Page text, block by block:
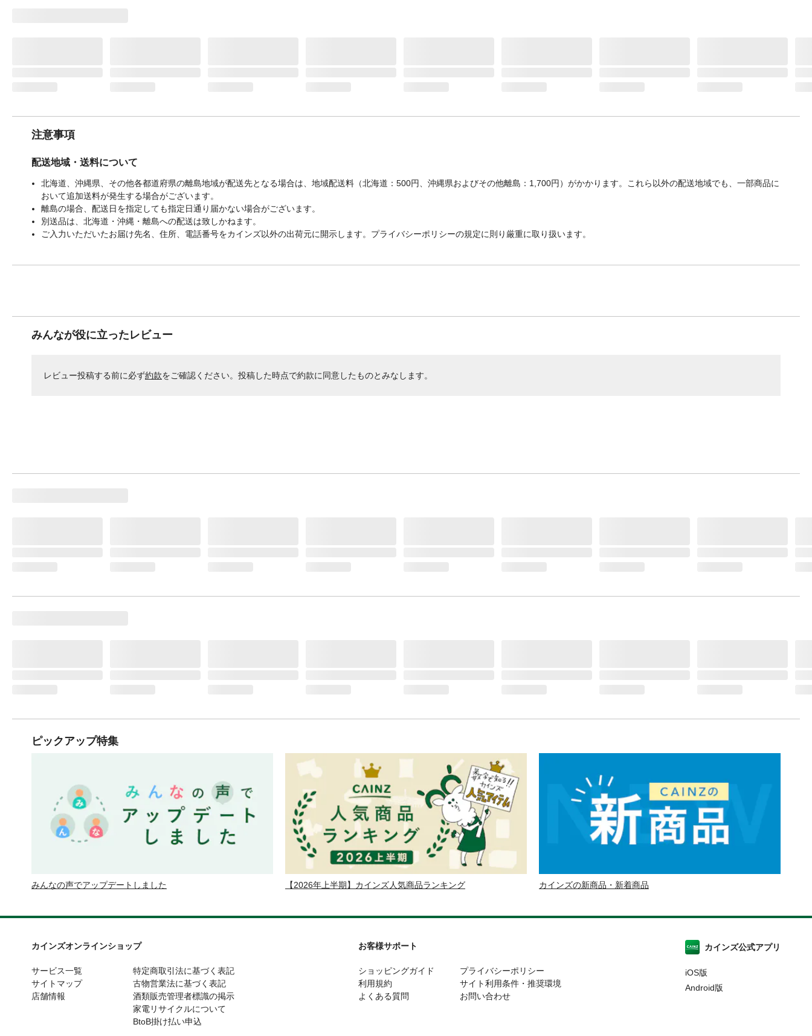
注意事項
配送地域・送料について
北海道、沖縄県、その他各都道府県の離島地域が配送先となる場合は、地域配送料（北海道：500円、沖縄県およびその他離島：1,700円）がかかります。これら以外の配送地域でも、一部商品に
おいて追加送料が発生する場合がございます。
離島の場合、配送日を指定しても指定日通り届かない場合がございます。
別送品は、北海道・沖縄・離島への配送は致しかねます。
ご入力いただいたお届け先名、住所、電話番号をカインズ以外の出荷元に開示します。プライバシーポリシーの規定に則り厳重に取り扱います。
みんなが役に立ったレビュー
レビュー投稿する前に必ず約款をご確認ください。投稿した時点で約款に同意したものとみなします。
ピックアップ特集
みんなの声でアップデートしました 【2026年上半期】カインズ人気商品ランキング カインズの新商品・新着商品
カインズオンラインショップ
サービス一覧
サイトマップ
店舗情報
特定商取引法に基づく表記
古物営業法に基づく表記
酒類販売管理者標識の掲示
家電リサイクルについて
BtoB掛け払い申込
お客様サポート
ショッピングガイド
利用規約
よくある質問
プライバシーポリシー
サイト利用条件・推奨環境
お問い合わせ
カインズ公式アプリ
iOS版
Android版